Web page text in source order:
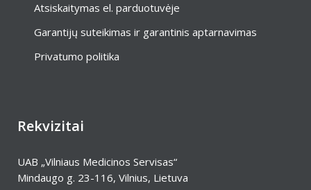
Atsiskaitymas el. parduotuvėje
Garantijų suteikimas ir garantinis aptarnavimas
Privatumo politika
Rekvizitai
UAB „Vilniaus Medicinos Servisas“
Mindaugo g. 23-116, Vilnius, Lietuva